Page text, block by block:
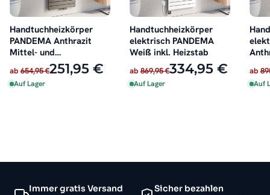
Handtuchheizkörper
PANDEMA Anthrazit
Mittel- und
Seitenanschluss
ab 654,95 €251,95 €
Auf Lager
Handtuchheizkörper
elektrisch PANDEMA
Weiß inkl. Heizstab
ab 869,95 €334,95 €
Auf Lager
ab
Auf
Immer gratis Versand Sicher bezahlen